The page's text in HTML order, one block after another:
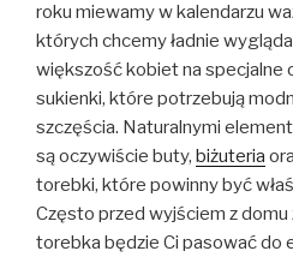
roku miewamy w kalendarzu
których chcemy ładnie
większość kobiet na specjalne
sukienki, które potrzebują
szczęścia. Naturalnymi
są oczywiście buty, biżuteria
torebki, które powinny być
Często przed wyjściem z domu
torebka będzie Ci pasować do